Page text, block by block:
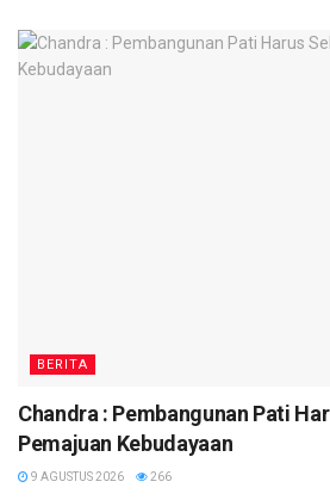
BERITA
Chandra : Pembangunan Pati
Pemajuan Kebudayaan
9 AGUSTUS 2026 266